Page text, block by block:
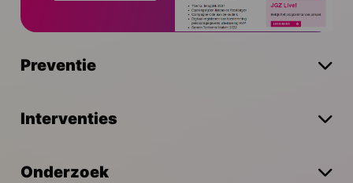
Preventie
Interventies
Onderzoek